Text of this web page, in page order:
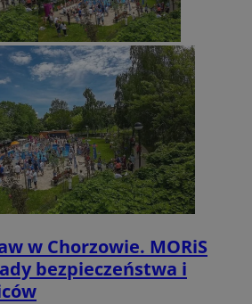
w Chorzowie. MORiS
bezpieczeństwa i